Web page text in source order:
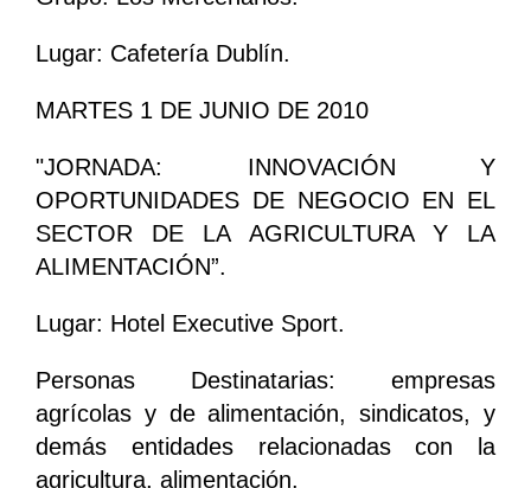
Lugar: Cafetería Dublín.
MARTES 1 DE JUNIO DE 2010
"JORNADA: INNOVACIÓN Y
OPORTUNIDADES DE NEGOCIO EN EL
SECTOR DE LA AGRICULTURA Y LA
ALIMENTACIÓN”.
Lugar: Hotel Executive Sport.
Personas Destinatarias: empresas
agrícolas y de alimentación, sindicatos, y
demás entidades relacionadas con la
agricultura, alimentación.